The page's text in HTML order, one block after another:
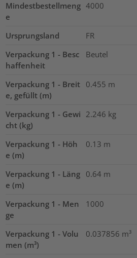
Mindestbestellmeng
e
4000
Ursprungsland
FR
Verpackung 1 - Besc
haffenheit
Beutel
Verpackung 1 - Breit
e, gefüllt (m)
0.455 m
Verpackung 1 - Gewi
cht (kg)
2.246 kg
Verpackung 1 - Höh
e (m)
0.13 m
Verpackung 1 - Läng
e (m)
0.64 m
Verpackung 1 - Men
ge
1000
Verpackung 1 - Volu
men (m³)
0.037856 m³